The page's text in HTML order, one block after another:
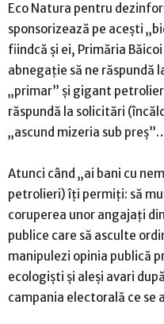
Eco Natura pentru
sponsorizează pe acești
fiindcă și ei, Primăria
abnegație să ne răspundă
„primar” și gigant
răspundă la solicitări
„ascund mizeria sub
Atunci când „ai bani cu
petrolieri) îți permiți: să
coruperea unor angajați
publice care să asculte
manipulezi opinia publică
ecologiști și aleși avari
campania electorală ce se